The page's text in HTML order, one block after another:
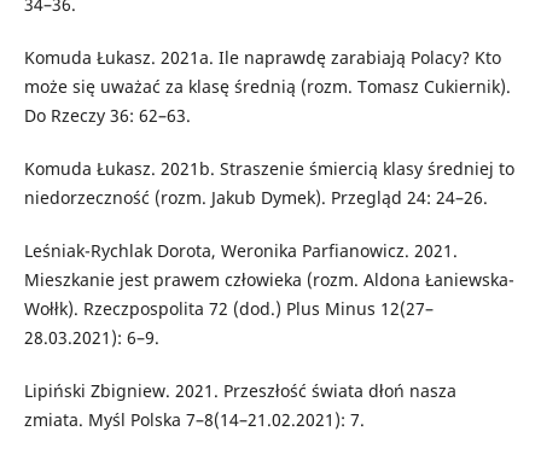
Komuda Łukasz. 2021a. Ile naprawdę zarabiają Polacy? Kto
może się uważać za klasę średnią (rozm. Tomasz Cukiernik).
Do Rzeczy 36: 62–63.
Komuda Łukasz. 2021b. Straszenie śmiercią klasy średniej to
niedorzeczność (rozm. Jakub Dymek). Przegląd 24: 24–26.
Leśniak-Rychlak Dorota, Weronika Parfianowicz. 2021.
Mieszkanie jest prawem człowieka (rozm. Aldona Łaniewska-
Wołłk). Rzeczpospolita 72 (dod.) Plus Minus 12(27–
28.03.2021): 6–9.
Lipiński Zbigniew. 2021. Przeszłość świata dłoń nasza
zmiata. Myśl Polska 7–8(14–21.02.2021): 7.